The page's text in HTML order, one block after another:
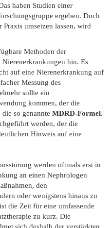
haben Studien einer
ergeben. Doch
umsetzen lassen, wird
Methoden der
hin. Es
auf eine Nierenerkrankung auf
Messung des
sollte ein
kommen, der die
so genannte MDRD-Formel.
werden, der die
Hinweis auf eine
werden oftmals erst in
an einen Nephrologen
den
oder wenigstens hinaus zu
die Zeit für eine umfassende
zu kurz. Die